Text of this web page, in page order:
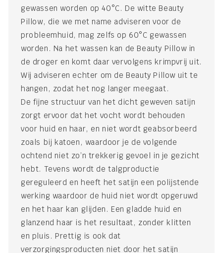
gewassen worden op 40°C. De witte Beauty
Pillow, die we met name adviseren voor de
probleemhuid, mag zelfs op 60°C gewassen
worden. Na het wassen kan de Beauty Pillow in
de droger en komt daar vervolgens krimpvrij uit.
Wij adviseren echter om de Beauty Pillow uit te
hangen, zodat het nog langer meegaat.
De fijne structuur van het dicht geweven satijn
zorgt ervoor dat het vocht wordt behouden
voor huid en haar, en niet wordt geabsorbeerd
zoals bij katoen, waardoor je de volgende
ochtend niet zo’n trekkerig gevoel in je gezicht
hebt. Tevens wordt de talgproductie
gereguleerd en heeft het satijn een polijstende
werking waardoor de huid niet wordt opgeruwd
en het haar kan glijden. Een gladde huid en
glanzend haar is het resultaat, zonder klitten
en pluis. Prettig is ook dat
verzorgingsproducten niet door het satijn